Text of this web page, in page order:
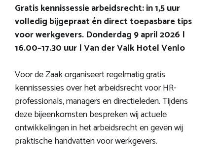
Gratis kennissessie arbeidsrecht: in 1,5 uur
volledig bijgepraat én direct toepasbare tips
voor werkgevers. Donderdag 9 april 2026 |
16.00–17.30 uur | Van der Valk Hotel Venlo
Voor de Zaak organiseert regelmatig gratis
kennissessies over het arbeidsrecht voor HR-
professionals, managers en directieleden. Tijdens
deze bijeenkomsten bespreken wij actuele
ontwikkelingen in het arbeidsrecht en geven wij
praktische handvatten voor werkgevers.